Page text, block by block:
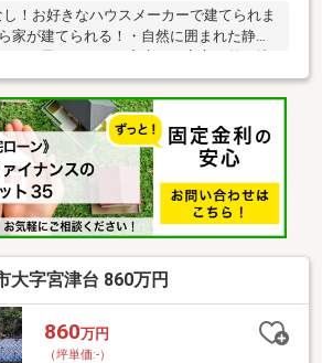
！お好きなハウスメーカーで建てられま
家が建てられる！・自然に囲まれた静か
でお子さまのいる家庭にも安心・整形地
大字宮津台 860万円
860万円
（坪単価:-）